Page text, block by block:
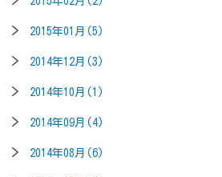
2015年01月(5)
2014年12月(3)
2014年10月(1)
2014年09月(4)
2014年08月(6)